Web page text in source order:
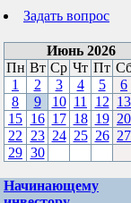
Задать вопрос
Июнь 2026
Пн Вт Ср Чт Пт
1
2 3 4 5 6
8
9 10 11 12 13
15 16 17 18 19 20
22
23 24 25 26 27
29 30
Начинающему